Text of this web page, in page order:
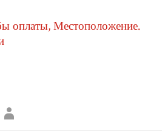
оплаты, Местоположение.